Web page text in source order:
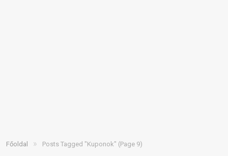
Főoldal » Posts Tagged "Kuponok" (Page 9)